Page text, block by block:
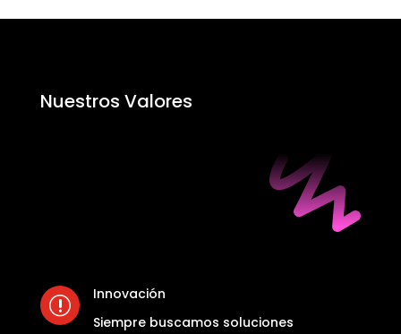
Nuestros Valores
r
Innovación
Siempre buscamos soluciones